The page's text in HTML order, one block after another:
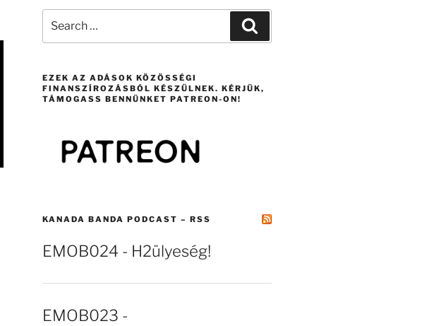
for:
EZEK AZ ADÁSOK KÖZÖSSÉGI
FINANSZÍROZÁSBÓL KÉSZÜLNEK. KÉRJÜK,
TÁMOGASS BENNÜNKET PATREON-ON!
KANADA BANDA PODCAST – RSS
EMOB024 - H2ülyeség!
EMOB023 -